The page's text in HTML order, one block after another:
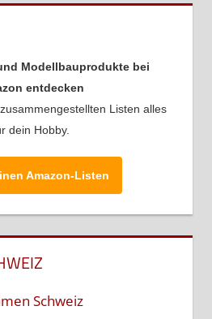
Modellbauprodukte bei
entdecken
Listen alles
dein Hobby.
Amazon-Listen
Schweiz